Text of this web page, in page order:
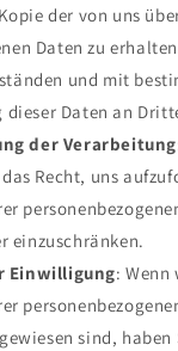
der von uns
Daten zu
und mit
Daten an
der Verarbeitung
Recht, uns
einzuschränken.
Einwilligung: Wenn
sind, haben